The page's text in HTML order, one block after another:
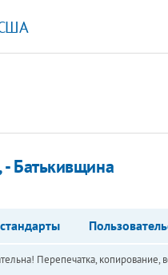
США
- Батькивщина
Перепечатка,